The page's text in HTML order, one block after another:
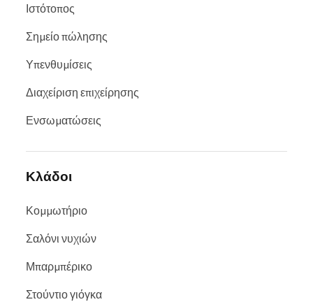
Ιστότοπος
Σημείο πώλησης
Υπενθυμίσεις
Διαχείριση επιχείρησης
Ενσωματώσεις
Κλάδοι
Κομμωτήριο
Σαλόνι νυχιών
Μπαρμπέρικο
Στούντιο γιόγκα